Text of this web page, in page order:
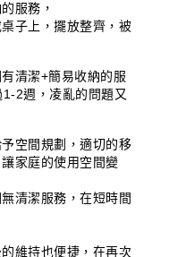
服務，
子上，擺放整齊，被
清潔+簡易收納的服
2週，凌亂的問題又
空間規劃，適切的移
家庭的使用空間變
清潔服務，在短時間
維持也便捷，在再次